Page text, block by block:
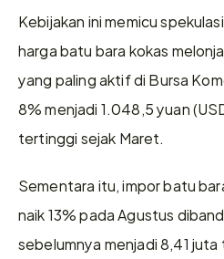
Kebijakan ini memicu
harga batu bara kokas
yang paling aktif di Bursa
8% menjadi 1.048,5 yuan
tertinggi sejak Maret.
Sementara itu, impor batu
naik 13% pada Agustus
sebelumnya menjadi 8,41